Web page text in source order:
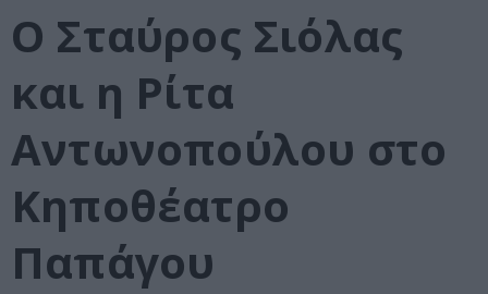
Ο Σταύρος Σιόλας
και η Ρίτα
Αντωνοπούλου στο
Κηποθέατρο
Παπάγου